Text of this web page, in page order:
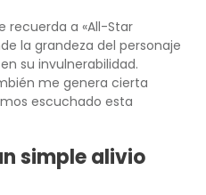
recuerda a «All-Star
la grandeza del personaje
su invulnerabilidad.
me genera cierta
escuchado esta
simple alivio